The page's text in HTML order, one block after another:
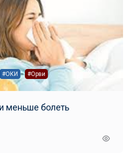
#ОКИ #Орви
меньше болеть